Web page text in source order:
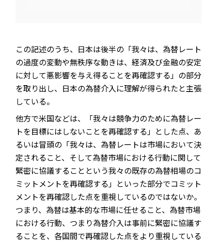
この記述のうち、日本は後半の「我々は、為替レート
の過度の変動や無秩序な動きは、経済及び金融の安定
に対して悪影響を与え得ることを再確認する」の部分
を取り出し、日本の為替介入に理解が得られたと主張
している。
他方で米国などは、「我々は競争力のために為替レー
トを目標にはしないことを再確認する」とした点、あ
るいは冒頭の「我々は、為替レートは市場において決
定されること、そして為替市場における行動に関して
緊密に協議することという我々の既存の為替相場のコ
ミットメントを再確認する」といった部分でコミット
メントを再確認した点を重視しているのではないか。
つまり、為替は基本的な市場に任せること、為替市場
における行動、つまり為替介入は事前に緊密に協議す
ることを、各国間で再確認した点をより重視している